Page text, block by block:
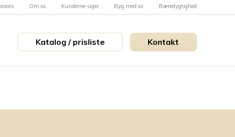
Kontakt
Katalog / prisliste
Om os Kunderne siger Byg med os Bæredygtighed